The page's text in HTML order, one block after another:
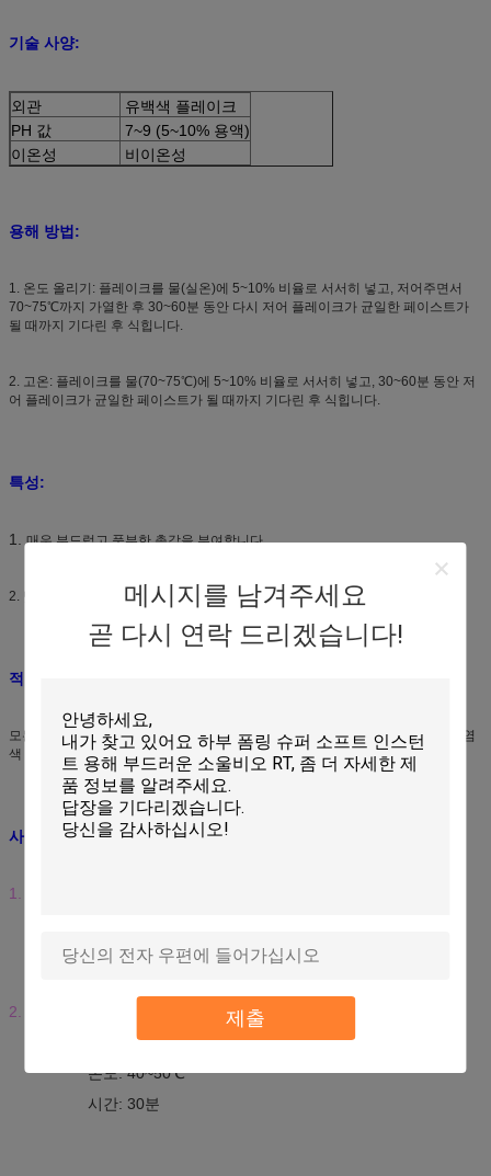
메시지를 남겨주세요
곧 다시 연락 드리겠습니다!
제출
기술 사양:
외관
유백색 플레이크
PH 값
7~9 (5~10% 용액)
이온성
비이온성
용해 방법:
1. 온도 올리기: 플레이크를 물(실온)에 5~10% 비율로 서서히 넣고, 저어주면서
70~75℃까지 가열한 후 30~60분 동안 다시 저어 플레이크가 균일한 페이스트가
될 때까지 기다린 후 식힙니다.
2. 고온: 플레이크를 물(70~75℃)에 5~10% 비율로 서서히 넣고, 30~60분 동안 저
어 플레이크가 균일한 페이스트가 될 때까지 기다린 후 식힙니다.
특성:
1. 매우 부드럽고 풍부한 촉감을 부여합니다.
2. 낮은 황변성, 정전기 방지 및 친수성 특징을 부여합니다.
적용 분야:
모든 종류의 섬유 및 직물에 사용하며, 색상 및 백색도에 대한 요구 사항이 높은 염
색 공장을 위해 설계되었습니다.
사용법:
1. 패딩:
공정: 1회 침지 및 1회 패드 또는 2회 침지 및 2회 패드
2. 침지:
사용량: 3~8% (o.w.f.) (10% 용액)
욕비: 1:10~15
온도: 40~50℃
시간: 30분